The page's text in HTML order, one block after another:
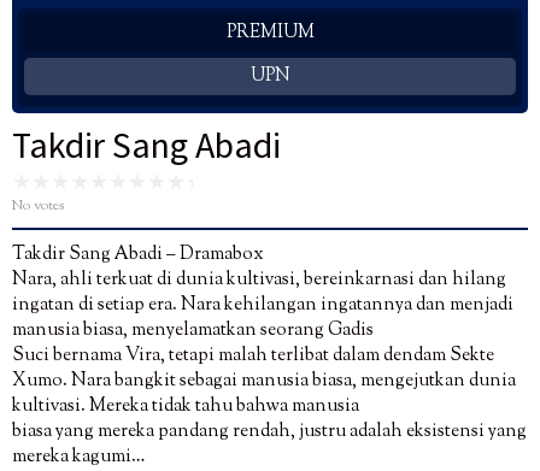
PREMIUM
UPN
Takdir Sang Abadi
No votes
Takdir Sang Abadi – Dramabox
Nara, ahli terkuat di dunia kultivasi, bereinkarnasi dan hilang
ingatan di setiap era. Nara kehilangan ingatannya dan menjadi
manusia biasa, menyelamatkan seorang Gadis
Suci bernama Vira, tetapi malah terlibat dalam dendam Sekte
Xumo. Nara bangkit sebagai manusia biasa, mengejutkan dunia
kultivasi. Mereka tidak tahu bahwa manusia
biasa yang mereka pandang rendah, justru adalah eksistensi yang
mereka kagumi…